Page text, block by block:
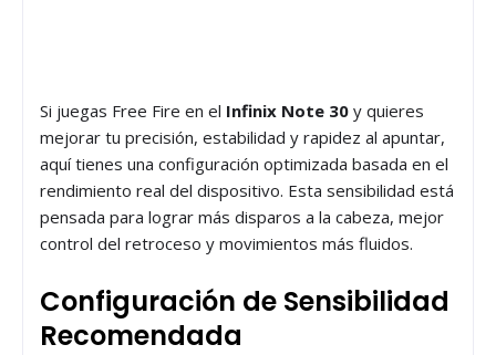
Si juegas Free Fire en el Infinix Note 30 y quieres
mejorar tu precisión, estabilidad y rapidez al apuntar,
aquí tienes una configuración optimizada basada en el
rendimiento real del dispositivo. Esta sensibilidad está
pensada para lograr más disparos a la cabeza, mejor
control del retroceso y movimientos más fluidos.
Configuración de Sensibilidad
Recomendada